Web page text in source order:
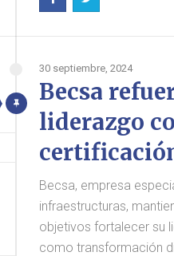
30 septiembre, 2024
Becsa
liderazgo
Becsa, empresa
infraestructuras,
objetivos fortalecer su
como transformación